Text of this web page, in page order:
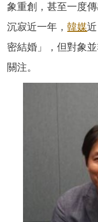
象重創，甚至一度
沉寂近一年，韓媒
密結婚」，但對象
關注。